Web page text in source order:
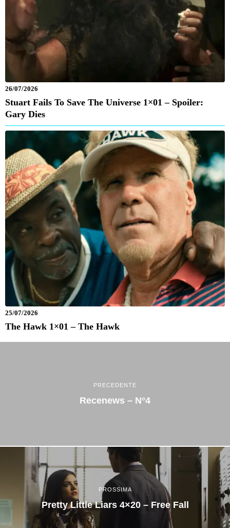
26/07/2026
Stuart Fails To Save The Universe 1×01 – Spoiler:
Gary Dies
25/07/2026
The Hawk 1×01 – The Hawk
PRECEDENTE
Recenews – N°4
PROSSIMA
Pretty Little Liars 4×20 – Free Fall